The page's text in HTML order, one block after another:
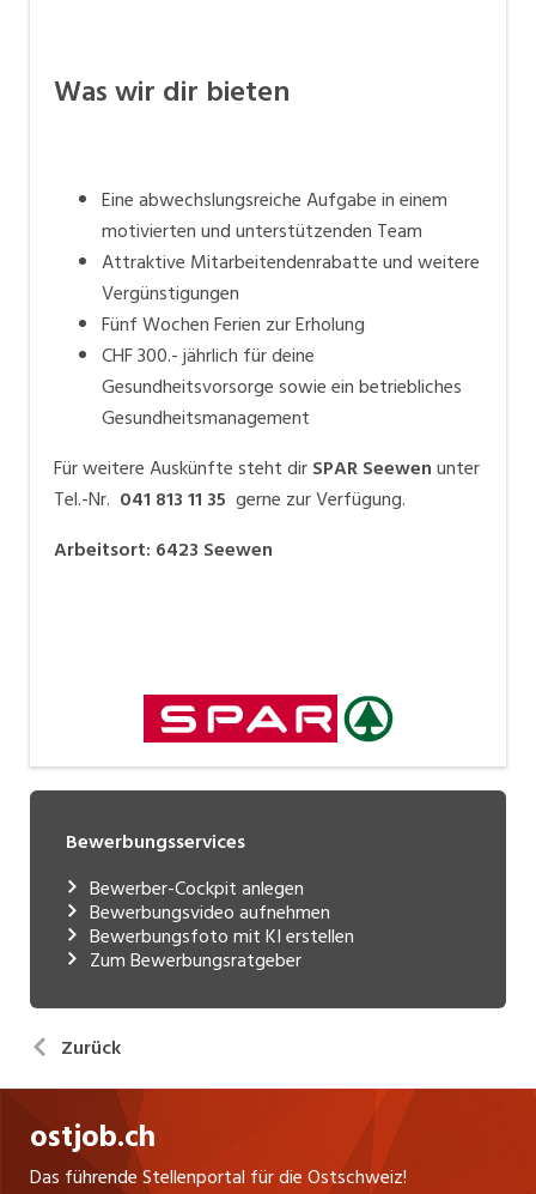
Was wir dir bieten
Eine abwechslungsreiche Aufgabe in einem
motivierten und unterstützenden Team
Attraktive Mitarbeitendenrabatte und weitere
Vergünstigungen
Fünf Wochen Ferien zur Erholung
CHF 300.- jährlich für deine
Gesundheitsvorsorge sowie ein betriebliches
Gesundheitsmanagement
Für weitere Auskünfte steht dirSPAR Seewenunter
Tel.-Nr. 041 813 11 35 gerne zur Verfügung.
Arbeitsort: 6423 Seewen
Bewerbungsservices
Bewerber-Cockpit anlegen
Bewerbungsvideo aufnehmen
Bewerbungsfoto mit KI erstellen
Zum Bewerbungsratgeber
Zurück
ostjob.ch
Das führende Stellenportal für die Ostschweiz!